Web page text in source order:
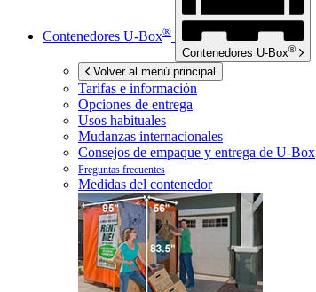
Contenedores U-Box®
Contenedores U-Box®
Volver al menú principal
Tarifas e información
Opciones de entrega
Usos habituales
Mudanzas internacionales
Consejos de empaque y entrega de U-Box
Preguntas frecuentes
Medidas del contenedor